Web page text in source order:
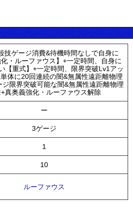
技ゲージ消費&待機時間なしで自身に
化・ルーファウス】+一定時間、自身に
【重式】+一定時間、限界突破Lv1アッ
体に20回連続の闇&無属性遠距離物理
ジ限界突破可能な闇&無属性遠距離物理
真奥義強化・ルーファウス解除
ー
3ゲージ
1
10
ルーファウス